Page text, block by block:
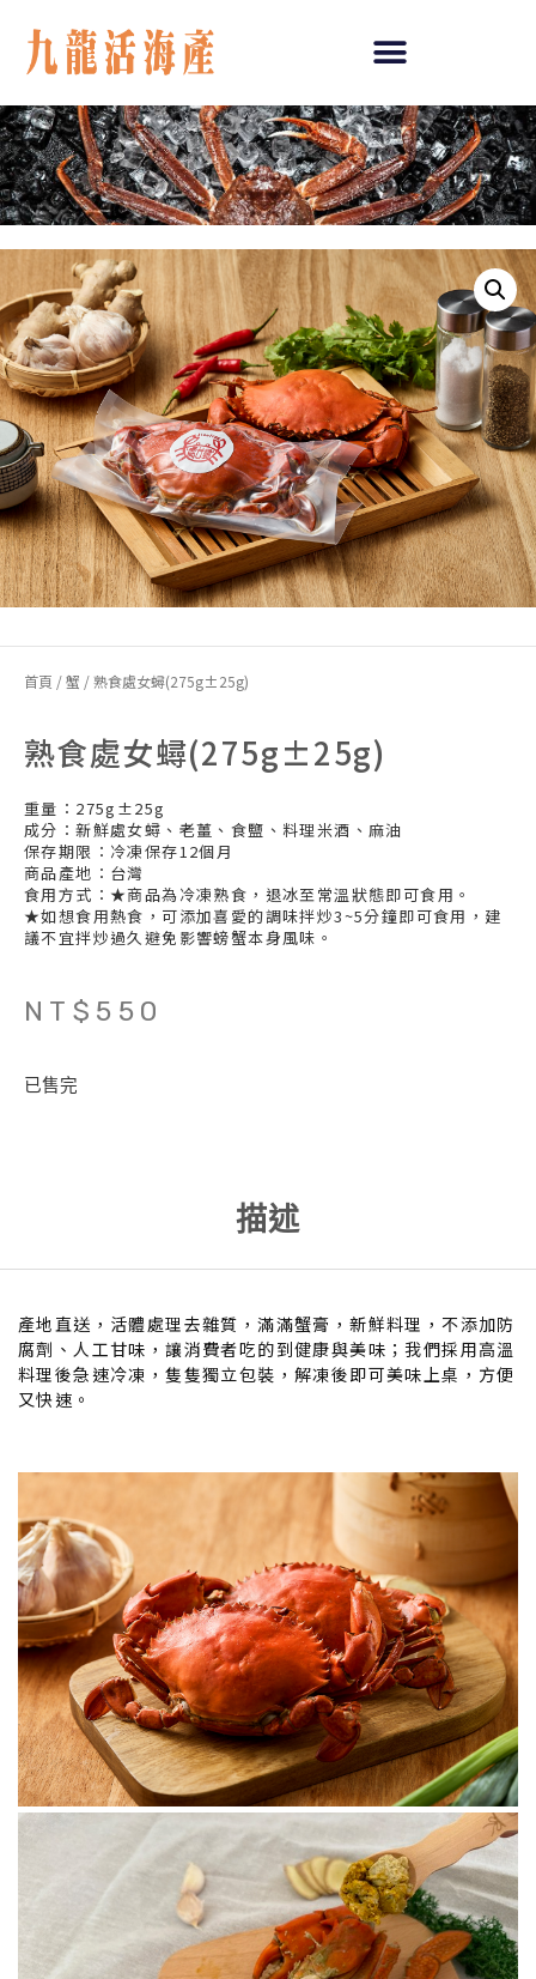
首頁 /蟹 / 熟食處女蟳(275g±25g)
熟食處女蟳(275g±25g)
重量：275g±25g
成分：新鮮處女蟳、老薑、食鹽、料理米酒、麻油
保存期限：冷凍保存12個月
商品產地：台灣
食用方式：★商品為冷凍熟食，退冰至常溫狀態即可食用。
★如想食用熱食，可添加喜愛的調味拌炒3~5分鐘即可食用，建
議不宜拌炒過久避免影響螃蟹本身風味。
NT$ 550
已售完
描述
產地直送，活體處理去雜質，滿滿蟹膏，新鮮料理，不添加防
腐劑、人工甘味，讓消費者吃的到健康與美味；我們採用高溫
料理後急速冷凍，隻隻獨立包裝，解凍後即可美味上桌，方便
又快速。